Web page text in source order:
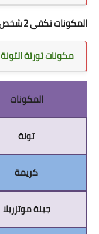
المكونات تكفي 2 شخص
مكونات تورتة التونة
المكونات
تونة
كريمة
جبنة موتزريلا